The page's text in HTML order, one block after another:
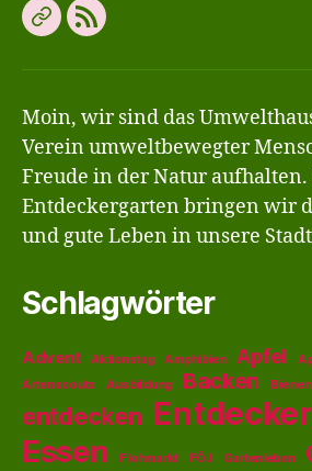
Offene
Kinder
&
Jugendliche
ab
8
Neue
Moin, wir sind das
Verein umweltbewegter
Freude in der Natur
Entdeckergarten bringen wir
und gute Leben in unsere
Schlagwörter
Advent Aktionstag Amphibien Apfel
Artenscouts Ausbildung Backen Bienen
entdecken
Essen Flohmarkt FÖJ Gartenleben